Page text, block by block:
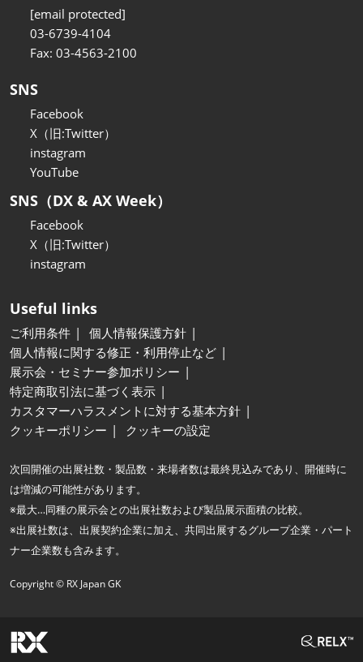
[email protected]
03-6739-4104
Fax: 03-4563-2100
SNS
Facebook
X（旧:Twitter）
instagram
YouTube
SNS（DX & AX Week）
Facebook
X（旧:Twitter）
instagram
Useful links
ご利用条件
個人情報保護方針
個人情報に関する修正・利用停止など
展示会・セミナー参加ポリシー
特定商取引法に基づく表示
カスタマーハラスメントに対する基本方針
クッキーポリシー
クッキーの設定
次回開催の出展社数・製品数・来場者数は最終見込みであり、開催時に
は増減の可能性があります。
※最大…同種の展示会との出展社数および製品展示面積の比較。
※出展社数は、出展契約企業に加え、共同出展するグループ企業・パート
ナー企業数も含みます。
Copyright © RX Japan GK